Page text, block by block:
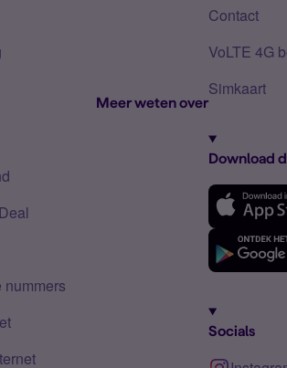
Meer weten over
nummers
Contact
VoLTE 4G
Simkaart
Download
Socials